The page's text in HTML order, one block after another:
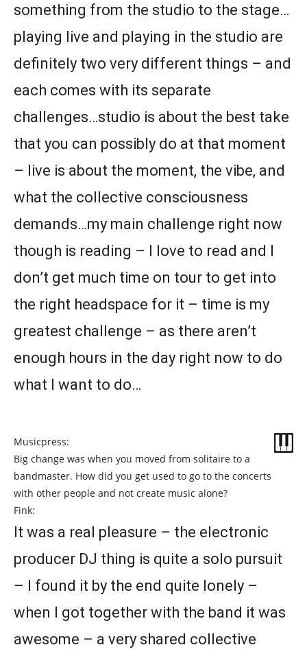
something from the studio to the stage…
playing live and playing in the studio are
definitely two very different things – and
each comes with its separate
challenges…studio is about the best take
that you can possibly do at that moment
– live is about the moment, the vibe, and
what the collective consciousness
demands…my main challenge right now
though is reading – I love to read and I
don’t get much time on tour to get into
the right headspace for it – time is my
greatest challenge – as there aren’t
enough hours in the day right now to do
what I want to do…
Musicpress:
Big change was when you moved from solitaire to a
bandmaster. How did you get used to go to the concerts
with other people and not create music alone?
Fink:
It was a real pleasure – the electronic
producer DJ thing is quite a solo pursuit
– I found it by the end quite lonely –
when I got together with the band it was
awesome – a very shared collective